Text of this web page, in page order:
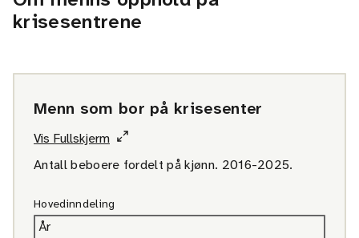
krisesentrene
Menn som bor på krisesenter
Vis Fullskjerm
Antall beboere fordelt på kjønn. 2016-2025.
Hovedinndeling
År